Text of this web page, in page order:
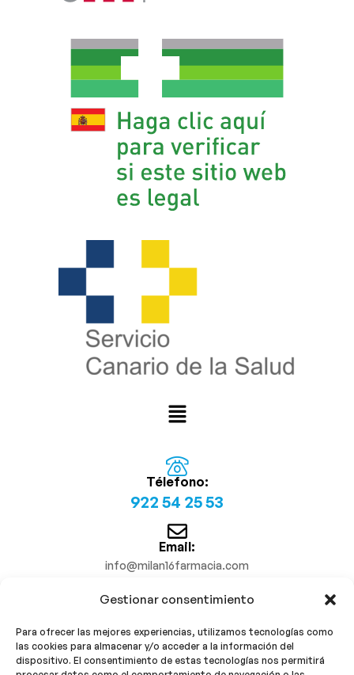
Gestionar consentimiento
Para ofrecer las mejores experiencias, utilizamos tecnologías como
las cookies para almacenar y/o acceder a la información del
dispositivo. El consentimiento de estas tecnologías nos permitirá
Télefono:
922 54 25 53
Email:
info@milan16farmacia.com
¡Síguenos!